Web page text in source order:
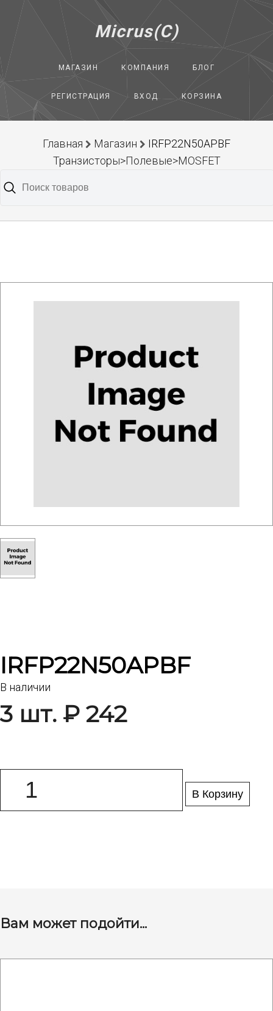
Micrus(C)
МАГАЗИН КОМПАНИЯ БЛОГ
РЕГИСТРАЦИЯ ВХОД КОРЗИНА
Главная Магазин
IRFP22N50APBF
Транзисторы>Полевые>MOSFET
IRFP22N50APBF
В наличии
3 шт. ₽ 242
В Корзину
Вам может подойти...